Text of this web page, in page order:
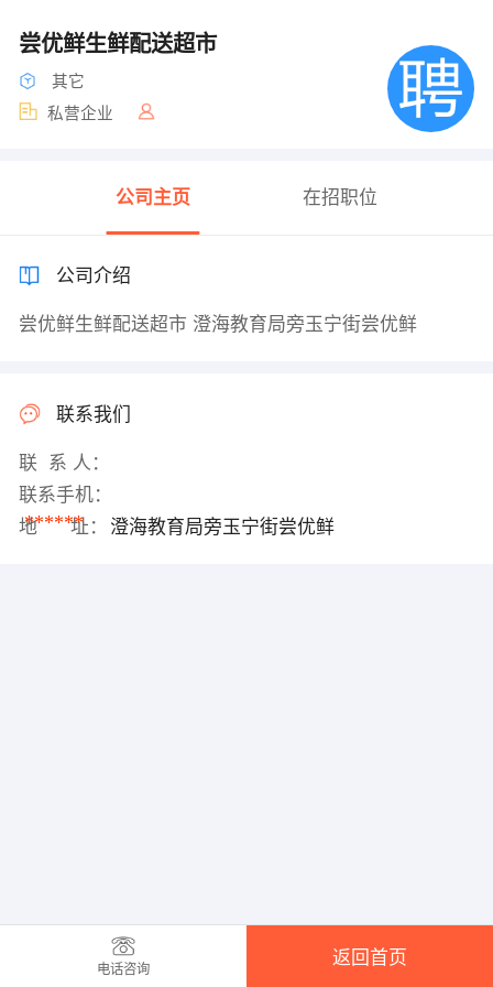
尝优鲜生鲜配送超市
其它
私营企业
公司主页 在招职位
公司介绍
尝优鲜生鲜配送超市 澄海教育局旁玉宁街尝优鲜
联系我们
联 系 人：
联系手机：
******
地 址： 澄海教育局旁玉宁街尝优鲜
电话咨询
返回首页